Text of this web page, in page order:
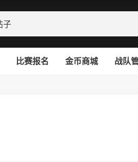
比赛报名 金币商城 战队